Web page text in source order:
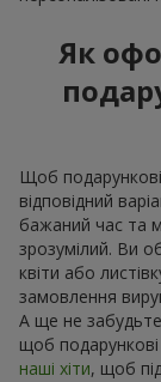
Як
Щоб
відповідний
бажаний час та
зрозумілий. Ви
квіти або
замовлення
А ще не забудьте
щоб
наші хіти, щоб